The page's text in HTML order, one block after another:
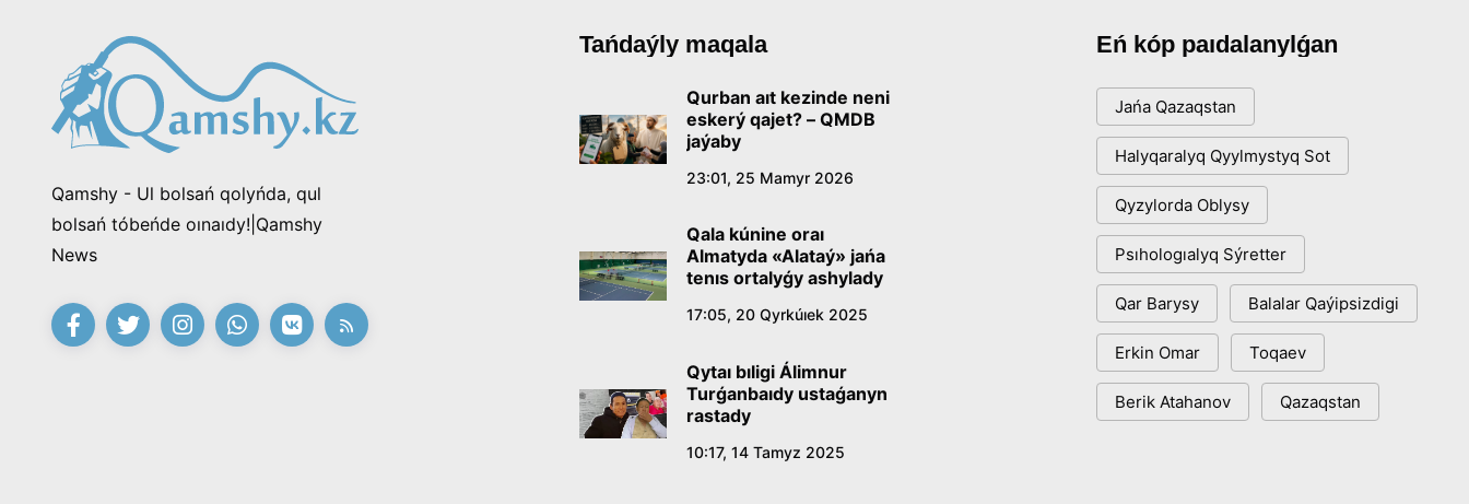
Qamshy - Ul bolsań qolyńda, qul
bolsań tóbeńde oınaıdy!|Qamshy
News
Tańdaýly maqala
Qurban aıt kezinde neni
eskerý qajet? – QMDB
jaýaby
23:01, 25 Mamyr 2026
Qala kúnine oraı
Almatyda «Alataý» jańa
tenıs ortalyǵy ashylady
17:05, 20 Qyrkúıek 2025
Qytaı bıligi Álimnur
Turǵanbaıdy ustaǵanyn
rastady
10:17, 14 Tamyz 2025
Eń kóp paıdalanylǵan
Jańa Qazaqstan
Halyqaralyq Qyylmystyq Sot
Qyzylorda Oblysy
Psıhologıalyq Sýretter
Qar Barysy Balalar Qaýipsizdigi
Erkin Omar Toqaev
Berik Atahanov Qazaqstan